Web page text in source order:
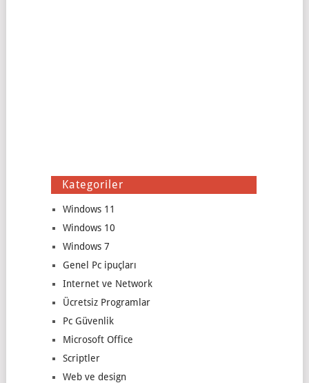
Kategoriler
Windows 11
Windows 10
Windows 7
Genel Pc ipuçları
Internet ve Network
Ücretsiz Programlar
Pc Güvenlik
Microsoft Office
Scriptler
Web ve design